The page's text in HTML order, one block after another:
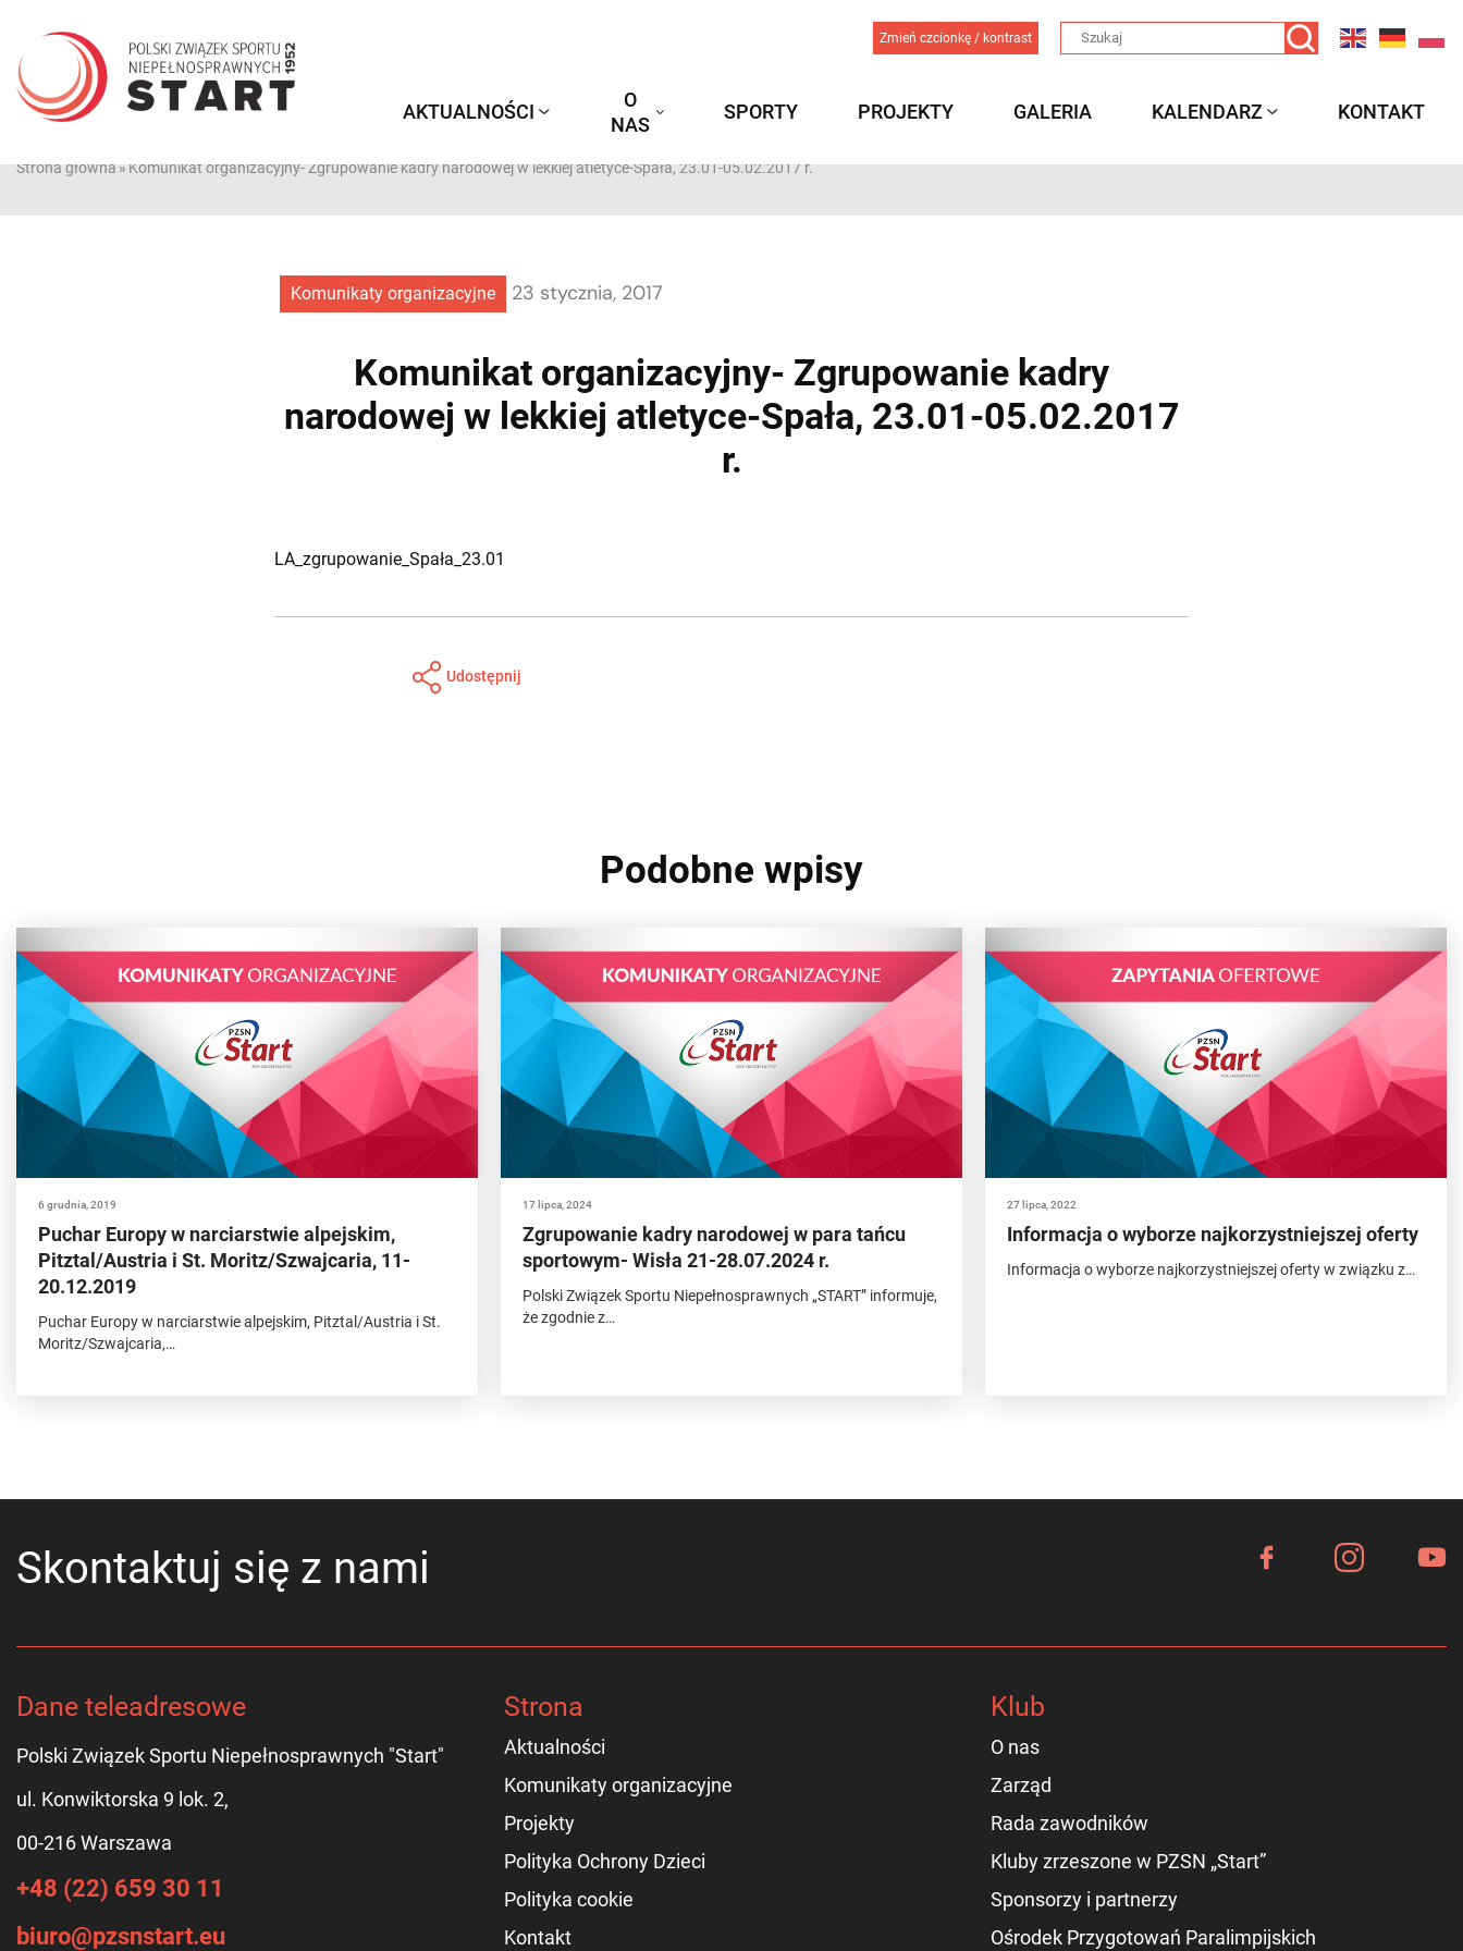
treści
Zmień czcionkę / kontrast
AKTUALNOŚCI
O
NAS
SPORTY PROJEKTY GALERIA KALENDARZ KONTAKT
Strona główna»Komunikat organizacyjny- Zgrupowanie kadry narodowej w lekkiej atletyce-Spała, 23.01-05.02.2017 r.
Komunikaty organizacyjne 23 stycznia, 2017
Komunikat organizacyjny- Zgrupowanie kadry
narodowej w lekkiej atletyce-Spała, 23.01-05.02.2017
r.
LA_zgrupowanie_Spała_23.01
Udostępnij
Podobne wpisy
6 grudnia, 2019
Puchar Europy w narciarstwie alpejskim,
Pitztal/Austria i St. Moritz/Szwajcaria, 11-
20.12.2019
Puchar Europy w narciarstwie alpejskim, Pitztal/Austria i St.
Moritz/Szwajcaria,…
17 lipca, 2024
Zgrupowanie kadry narodowej w para tańcu
sportowym- Wisła 21-28.07.2024 r.
Polski Związek Sportu Niepełnosprawnych „START” informuje,
że zgodnie z…
27 lipca, 2022
Informacja o wyborze najkorzystniejszej oferty
Informacja o wyborze najkorzystniejszej oferty w związku z…
Skontaktuj się z nami
Dane teleadresowe
Polski Związek Sportu Niepełnosprawnych "Start"
ul. Konwiktorska 9 lok. 2,
00-216 Warszawa
+48 (22) 659 30 11
biuro@pzsnstart.eu
Strona
Aktualności
Komunikaty organizacyjne
Projekty
Polityka Ochrony Dzieci
Polityka cookie
Kontakt
Klub
O nas
Zarząd
Rada zawodników
Kluby zrzeszone w PZSN „Start”
Sponsorzy i partnerzy
Ośrodek Przygotowań Paralimpijskich